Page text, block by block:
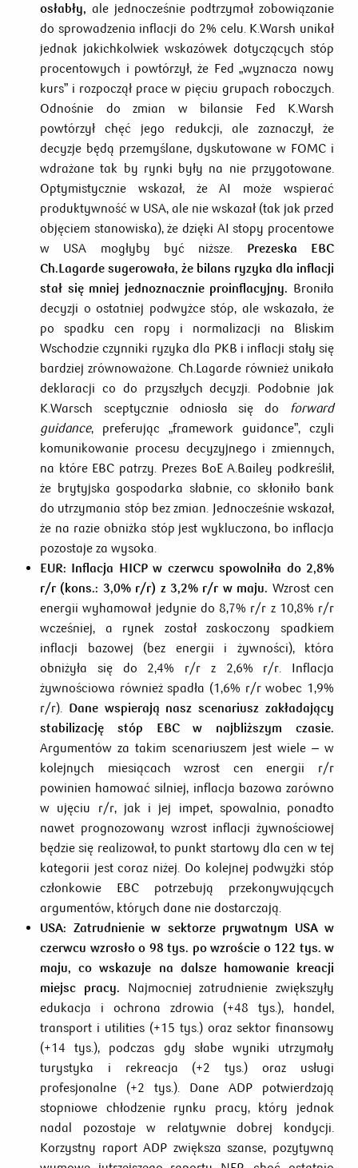
osłabły, ale jednocześnie podtrzymał zobowiązanie
do sprowadzenia inflacji do 2% celu. K.Warsh unikał
jednak jakichkolwiek wskazówek dotyczących stóp
procentowych i powtórzył, że Fed „wyznacza nowy
kurs” i rozpoczął prace w pięciu grupach roboczych.
Odnośnie do zmian w bilansie Fed K.Warsh
powtórzył chęć jego redukcji, ale zaznaczył, że
decyzje będą przemyślane, dyskutowane w FOMC i
wdrażane tak by rynki były na nie przygotowane.
Optymistycznie wskazał, że AI może wspierać
produktywność w USA, ale nie wskazał (tak jak przed
objęciem stanowiska), że dzięki AI stopy procentowe
w USA mogłyby być niższe. Prezeska EBC
Ch.Lagarde sugerowała, że bilans ryzyka dla inflacji
stał się mniej jednoznacznie proinflacyjny. Broniła
decyzji o ostatniej podwyżce stóp, ale wskazała, że
po spadku cen ropy i normalizacji na Bliskim
Wschodzie czynniki ryzyka dla PKB i inflacji stały się
bardziej zrównoważone. Ch.Lagarde również unikała
deklaracji co do przyszłych decyzji. Podobnie jak
K.Warsch sceptycznie odniosła się do forward
guidance, preferując „framework guidance”, czyli
komunikowanie procesu decyzyjnego i zmiennych,
na które EBC patrzy. Prezes BoE A.Bailey podkreślił,
że brytyjska gospodarka słabnie, co skłoniło bank
do utrzymania stóp bez zmian. Jednocześnie wskazał,
że na razie obniżka stóp jest wykluczona, bo inflacja
pozostaje za wysoka.
EUR: Inflacja HICP w czerwcu spowolniła do 2,8%
r/r (kons.: 3,0% r/r) z 3,2% r/r w maju. Wzrost cen
energii wyhamował jedynie do 8,7% r/r z 10,8% r/r
wcześniej, a rynek został zaskoczony spadkiem
inflacji bazowej (bez energii i żywności), która
obniżyła się do 2,4% r/r z 2,6% r/r. Inflacja
żywnościowa również spadła (1,6% r/r wobec 1,9%
r/r). Dane wspierają nasz scenariusz zakładający
stabilizację stóp EBC w najbliższym czasie.
Argumentów za takim scenariuszem jest wiele – w
kolejnych miesiącach wzrost cen energii r/r
powinien hamować silniej, inflacja bazowa zarówno
w ujęciu r/r, jak i jej impet, spowalnia, ponadto
nawet prognozowany wzrost inflacji żywnościowej
będzie się realizował, to punkt startowy dla cen w tej
kategorii jest coraz niżej. Do kolejnej podwyżki stóp
członkowie EBC potrzebują przekonywujących
argumentów, których dane nie dostarczają.
USA: Zatrudnienie w sektorze prywatnym USA w
czerwcu wzrosło o 98 tys. po wzroście o 122 tys. w
maju, co wskazuje na dalsze hamowanie kreacji
miejsc pracy. Najmocniej zatrudnienie zwiększyły
edukacja i ochrona zdrowia (+48 tys.), handel,
transport i utilities (+15 tys.) oraz sektor finansowy
(+14 tys.), podczas gdy słabe wyniki utrzymały
turystyka i rekreacja (+2 tys.) oraz usługi
profesjonalne (+2 tys.). Dane ADP potwierdzają
stopniowe chłodzenie rynku pracy, który jednak
nadal pozostaje w relatywnie dobrej kondycji.
Korzystny raport ADP zwiększa szanse, pozytywną